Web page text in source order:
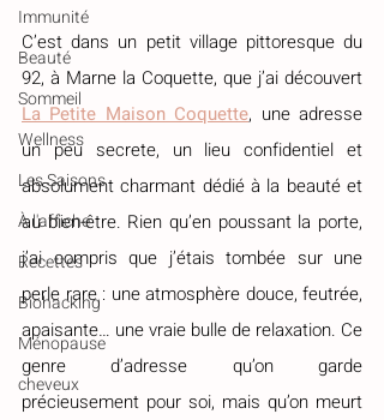
Immunité
Beauté
Sommeil
Wellness
Les Saisons
À l'affiche
Recettes
Biohacking
Ménopause
cheveux
C’est dans un petit village pittoresque du
La Petite Maison Coquette, une adresse
un peu secrete, un lieu confidentiel et
absolument charmant dédié à la beauté et
au bien-être. Rien qu’en poussant la porte,
j’ai compris que j’étais tombée sur une
perle rare : une atmosphère douce, feutrée,
apaisante… une vraie bulle de relaxation. Ce
genre d’adresse qu’on garde
précieusement pour soi, mais qu’on meurt